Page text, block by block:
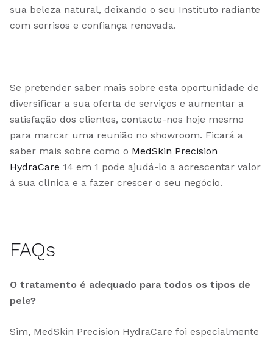
sua beleza natural, deixando o seu Instituto radiante
com sorrisos e confiança renovada.
Se pretender saber mais sobre esta oportunidade de
diversificar a sua oferta de serviços e aumentar a
satisfação dos clientes, contacte-nos hoje mesmo
para marcar uma reunião no showroom. Ficará a
saber mais sobre como o MedSkin Precision
HydraCare 14 em 1 pode ajudá-lo a acrescentar valor
à sua clínica e a fazer crescer o seu negócio.
FAQs
O tratamento é adequado para todos os tipos de
pele?
Sim, MedSkin Precision HydraCare foi especialmente